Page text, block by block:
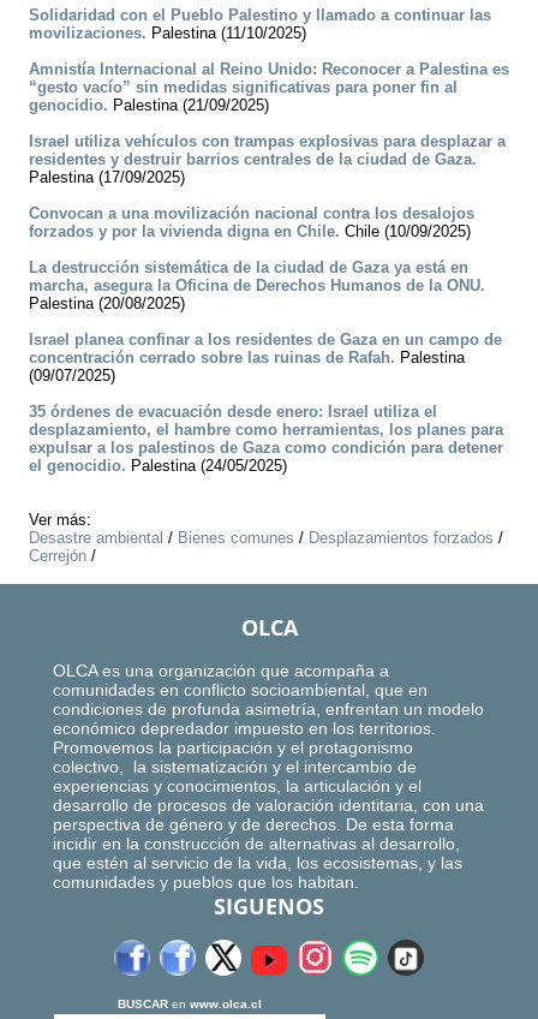
Solidaridad con el Pueblo Palestino y llamado a continuar las
movilizaciones. Palestina (11/10/2025)
Amnistía Internacional al Reino Unido: Reconocer a Palestina es
“gesto vacío” sin medidas significativas para poner fin al
genocidio. Palestina (21/09/2025)
Israel utiliza vehículos con trampas explosivas para desplazar a
residentes y destruir barrios centrales de la ciudad de Gaza.
Palestina (17/09/2025)
Convocan a una movilización nacional contra los desalojos
forzados y por la vivienda digna en Chile. Chile (10/09/2025)
La destrucción sistemática de la ciudad de Gaza ya está en
marcha, asegura la Oficina de Derechos Humanos de la ONU.
Palestina (20/08/2025)
Israel planea confinar a los residentes de Gaza en un campo de
concentración cerrado sobre las ruinas de Rafah. Palestina
(09/07/2025)
35 órdenes de evacuación desde enero: Israel utiliza el
desplazamiento, el hambre como herramientas, los planes para
expulsar a los palestinos de Gaza como condición para detener
el genocidio. Palestina (24/05/2025)
Ver más:
Desastre ambiental / Bienes comunes / Desplazamientos forzados /
Cerrejón /
OLCA
OLCA es una organización que acompaña a
comunidades en conflicto socioambiental, que en
condiciones de profunda asimetría, enfrentan un modelo
económico depredador impuesto en los territorios.
Promovemos la participación y el protagonismo
colectivo, la sistematización y el intercambio de
experiencias y conocimientos, la articulación y el
desarrollo de procesos de valoración identitaria, con una
perspectiva de género y de derechos. De esta forma
incidir en la construcción de alternativas al desarrollo,
que estén al servicio de la vida, los ecosistemas, y las
comunidades y pueblos que los habitan.
SIGUENOS
BUSCAR en www.olca.cl